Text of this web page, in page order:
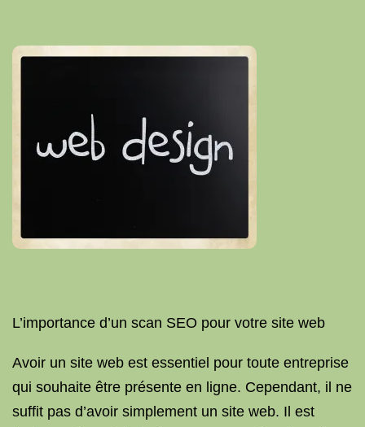
L’importance d’un scan SEO pour votre site web
Avoir un site web est essentiel pour toute entreprise
qui souhaite être présente en ligne. Cependant, il ne
suffit pas d’avoir simplement un site web. Il est